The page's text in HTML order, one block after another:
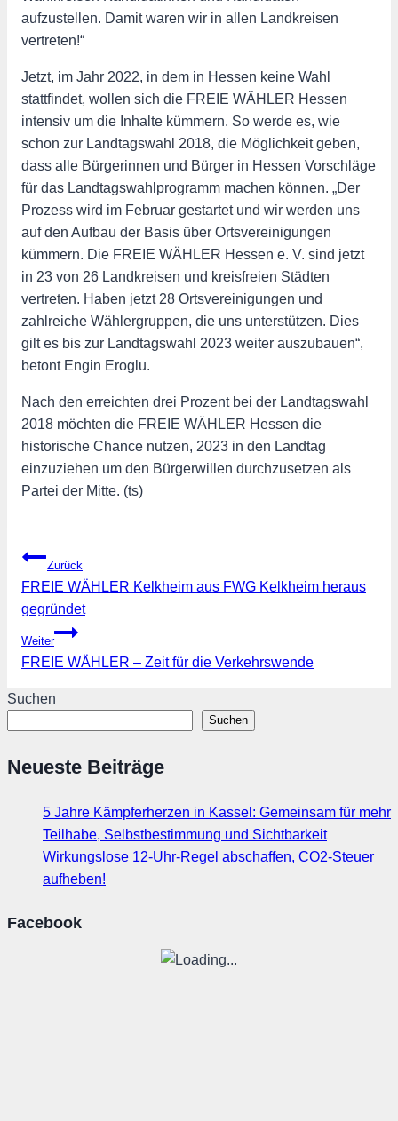
aufzustellen. Damit waren wir in allen Landkreisen
vertreten!“
Jetzt, im Jahr 2022, in dem in Hessen keine Wahl
stattfindet, wollen sich die FREIE WÄHLER Hessen
intensiv um die Inhalte kümmern. So werde es, wie
schon zur Landtagswahl 2018, die Möglichkeit geben,
dass alle Bürgerinnen und Bürger in Hessen Vorschläge
für das Landtagswahlprogramm machen können. „Der
Prozess wird im Februar gestartet und wir werden uns
auf den Aufbau der Basis über Ortsvereinigungen
kümmern. Die FREIE WÄHLER Hessen e. V. sind jetzt
in 23 von 26 Landkreisen und kreisfreien Städten
vertreten. Haben jetzt 28 Ortsvereinigungen und
zahlreiche Wählergruppen, die uns unterstützen. Dies
gilt es bis zur Landtagswahl 2023 weiter auszubauen“,
betont Engin Eroglu.
Nach den erreichten drei Prozent bei der Landtagswahl
2018 möchten die FREIE WÄHLER Hessen die
historische Chance nutzen, 2023 in den Landtag
einzuziehen um den Bürgerwillen durchzusetzen als
Partei der Mitte. (ts)
Beitragsnavigation
Zurück
FREIE WÄHLER Kelkheim aus FWG Kelkheim heraus
gegründet
Weiter
FREIE WÄHLER – Zeit für die Verkehrswende
Suchen
Suchen
Neueste Beiträge
5 Jahre Kämpferherzen in Kassel: Gemeinsam für mehr
Teilhabe, Selbstbestimmung und Sichtbarkeit
Wirkungslose 12-Uhr-Regel abschaffen, CO2-Steuer
aufheben!
Facebook